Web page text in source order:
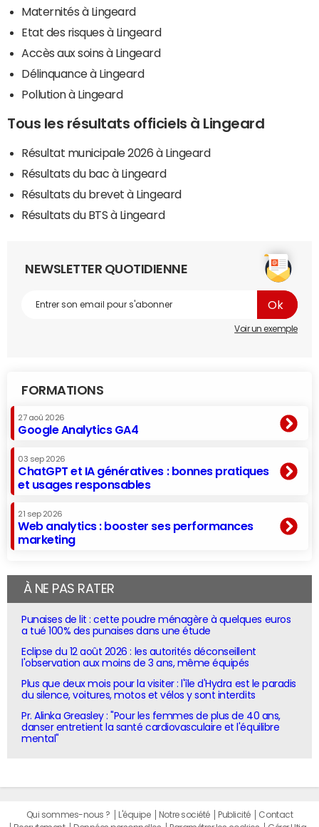
Maternités à Lingeard
Etat des risques à Lingeard
Accès aux soins à Lingeard
Délinquance à Lingeard
Pollution à Lingeard
Tous les résultats officiels à Lingeard
Résultat municipale 2026 à Lingeard
Résultats du bac à Lingeard
Résultats du brevet à Lingeard
Résultats du BTS à Lingeard
NEWSLETTER QUOTIDIENNE
Voir un exemple
FORMATIONS
27 aoû 2026
Google Analytics GA4
03 sep 2026
ChatGPT et IA génératives : bonnes pratiques
et usages responsables
21 sep 2026
Web analytics : booster ses performances
marketing
À NE PAS RATER
Punaises de lit : cette poudre ménagère à quelques euros
a tué 100% des punaises dans une étude
Eclipse du 12 août 2026 : les autorités déconseillent
l'observation aux moins de 3 ans, même équipés
Plus que deux mois pour la visiter : l'île d'Hydra est le paradis
du silence, voitures, motos et vélos y sont interdits
Pr. Alinka Greasley : "Pour les femmes de plus de 40 ans,
danser entretient la santé cardiovasculaire et l'équilibre
mental"
Qui sommes-nous ? L'équipe Notre société Publicité
Contact